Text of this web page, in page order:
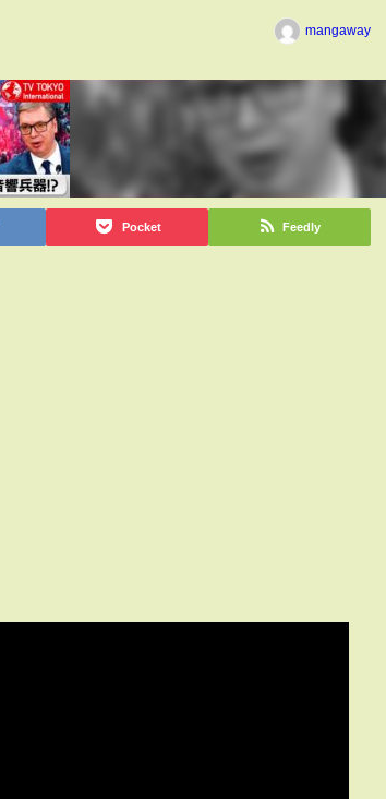
mangaway
Pocket Feedly